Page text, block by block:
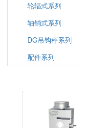
轮辐式系列
轴销式系列
DG吊钩秤系列
配件系列